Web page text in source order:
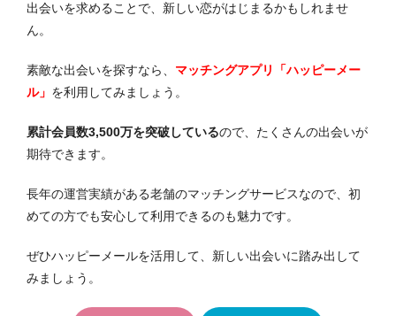
出会いを求めることで、新しい恋がはじまるかもしれませ
ん。
素敵な出会いを探すなら、 マッチングアプリ「ハッピーメー
ル」 を利用してみましょう。
累計会員数3,500万を突破しているので、たくさんの出会いが
期待できます。
長年の運営実績がある老舗のマッチングサービスなので、初
めての方でも安心して利用できるのも魅力です。
ぜひハッピーメールを活用して、新しい出会いに踏み出して
みましょう。